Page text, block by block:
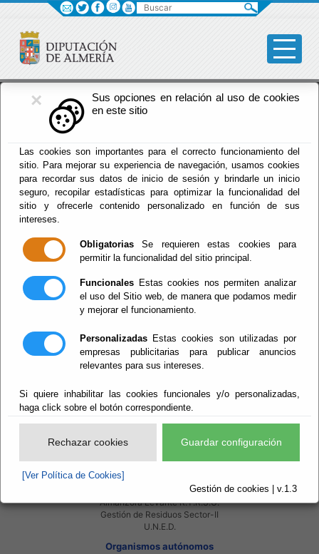
×
Sus opciones en relación al uso de cookies
en este sitio
Las cookies son importantes para el correcto funcionamiento del
sitio. Para mejorar su experiencia de navegación, usamos cookies
para recordar sus datos de inicio de sesión y brindarle un inicio
seguro, recopilar estadísticas para optimizar la funcionalidad del
sitio y ofrecerle contenido personalizado en función de sus
intereses.
Obligatorias Se requieren estas cookies para
permitir la funcionalidad del sitio principal.
Funcionales Estas cookies nos permiten analizar
el uso del Sitio web, de manera que podamos medir
y mejorar el funcionamiento.
Personalizadas Estas cookies son utilizadas por
empresas publicitarias para publicar anuncios
relevantes para sus intereses.
Si quiere inhabilitar las cookies funcionales y/o personalizadas,
haga click sobre el botón correspondiente.
Rechazar cookies Guardar configuración
[Ver Política de Cookies]
Gestión de cookies | v.1.3
Fomento
Menú Fomento
Inicio -Fomento -
El documento con referencia
BCC58B9A9E9F7436C12578E8002B611Bno existe.
Red Provincial
Intranet Provincial
Intranet Adheridos
Servicios EE.LL.
Red Provincial
Enlaces de interés
Punto de Informacion del Catastro
Agencia Tributaria
Manual del Concejal
Consorcios
Bomberos Poniente
Bomberos Levante
Almanzora Levante R.T.R.S.U.
Gestión de Residuos Sector-II
U.N.E.D.
Organismos autónomos
Buscar